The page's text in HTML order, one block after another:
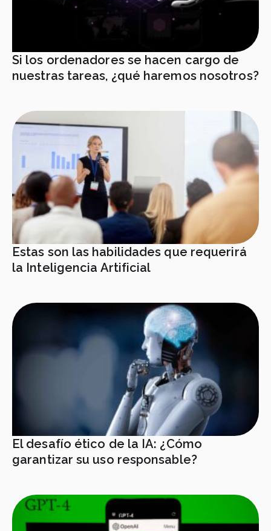
Si los ordenadores se hacen cargo de
nuestras tareas, ¿qué haremos nosotros?
Estas son las habilidades que requerirá
la Inteligencia Artificial
El desafío ético de la IA: ¿Cómo
garantizar su uso responsable?